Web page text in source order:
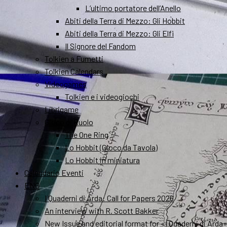
L’ultimo portatore dell’Anello
Abiti della Terra di Mezzo: Gli Hobbit
Abiti della Terra di Mezzo: Gli Elfi
Il Signore del Fandom
Tolkien a Fumetti
Tolkien Calendars
Videogames
Tolkien e i videogiochi
Librigame
Gioco di Ruolo
The One Ring
Lo Hobbit (Gioco da Tavola)
Lo Hobbit in miniatura
Calendario Eventi
ENG
I Quaderni di Arda: Call for Papers 2026
An interview with R. Scott Bakker
New Issue and editorial format for «I Quaderni di Arda»